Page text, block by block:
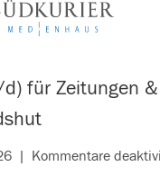
für Zeitungen
| Kommentare